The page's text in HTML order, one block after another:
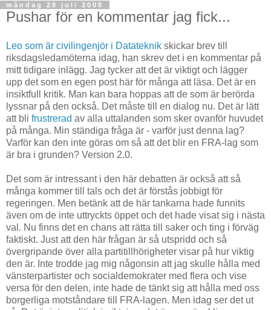
måndag 28 juli 2008
Pushar för en kommentar jag fick...
Leo som är civilingenjör i Datateknik skickar brev till
riksdagsledamöterna idag, han skrev det i en kommentar på
mitt tidigare inlägg. Jag tycker att det är viktigt och lägger
upp det som en egen post här för många att läsa. Det är en
insiktfull kritik. Man kan bara hoppas att de som är berörda
lyssnar på den också. Det måste till en dialog nu. Det är lätt
att bli frustrerad av alla uttalanden som sker ovanför huvudet
på många. Min ständiga fråga är - varför just denna lag?
Varför kan den inte göras om så att det blir en FRA-lag som
är bra i grunden? Version 2.0.
Det som är intressant i den här debatten är också att så
många kommer till tals och det är förstås jobbigt för
regeringen. Men betänk att de här tankarna hade funnits
även om de inte uttryckts öppet och det hade visat sig i nästa
val. Nu finns det en chans att rätta till saker och ting i förväg
faktiskt. Just att den här frågan är så utspridd och så
övergripande över alla partitillhörigheter visar på hur viktig
den är. Inte trodde jag mig någonsin att jag skulle hålla med
vänsterpartister och socialdemokrater med flera och vise
versa för den delen, inte hade de tänkt sig att hålla med oss
borgerliga motståndare till FRA-lagen. Men idag ser det ut